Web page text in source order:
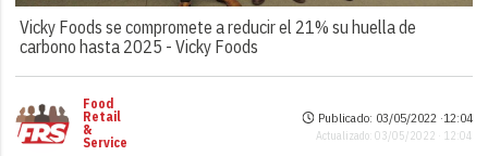
Vicky Foods se compromete a reducir el 21% su huella de
carbono hasta 2025 -Vicky Foods
Food
Retail
&
Service
Publicado: 03/05/2022 ·12:04
Actualizado: 03/05/2022 · 12:04